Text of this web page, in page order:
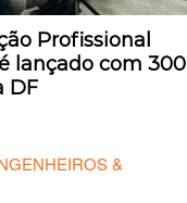
Profissional
lançado com 300
DF
&